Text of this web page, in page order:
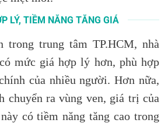
LÝ, TIỀM NĂNG TĂNG GIÁ
trong trung tâm TP.HCM, nhà
mức giá hợp lý hơn, phù hợp
của nhiều người. Hơn nữa,
chuyển ra vùng ven, giá trị của
có tiềm năng tăng cao trong